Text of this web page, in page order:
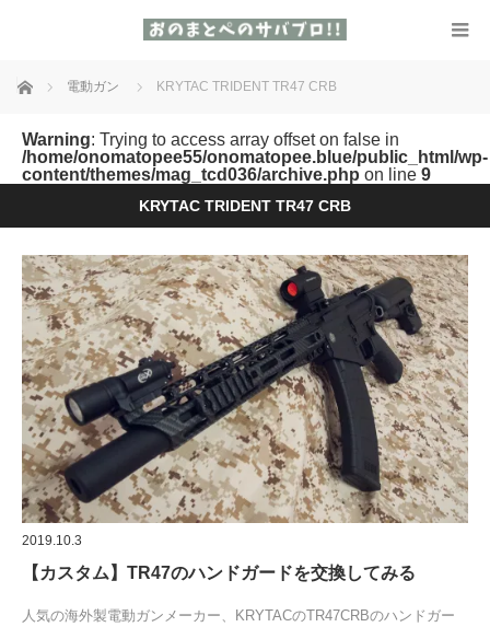
ホーム 電動ガン KRYTAC TRIDENT TR47 CRB
Warning: Trying to access array offset on false in
/home/onomatopee55/onomatopee.blue/public_html/wp-
content/themes/mag_tcd036/archive.php on line 9
KRYTAC TRIDENT TR47 CRB
2019.10.3
【カスタム】TR47のハンドガードを交換してみる
人気の海外製電動ガンメーカー、KRYTACのTR47CRBのハンドガー